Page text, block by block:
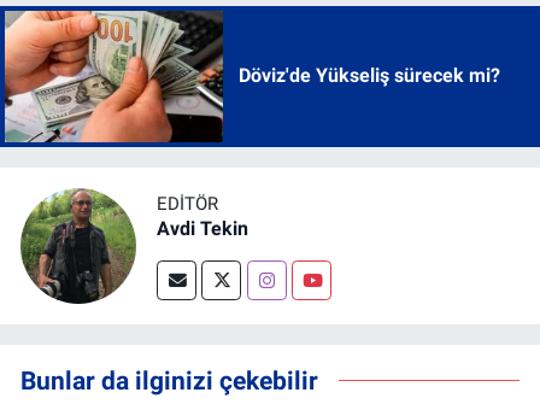
Döviz'de Yükseliş sürecek mi?
EDITÖR
Avdi Tekin
Bunlar da ilginizi çekebilir